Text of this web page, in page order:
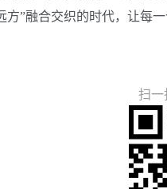
”融合交织的时代，让每
扫一